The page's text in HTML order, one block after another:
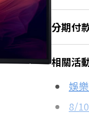
分期付
＊實際
信用卡
相關活
娛
8/